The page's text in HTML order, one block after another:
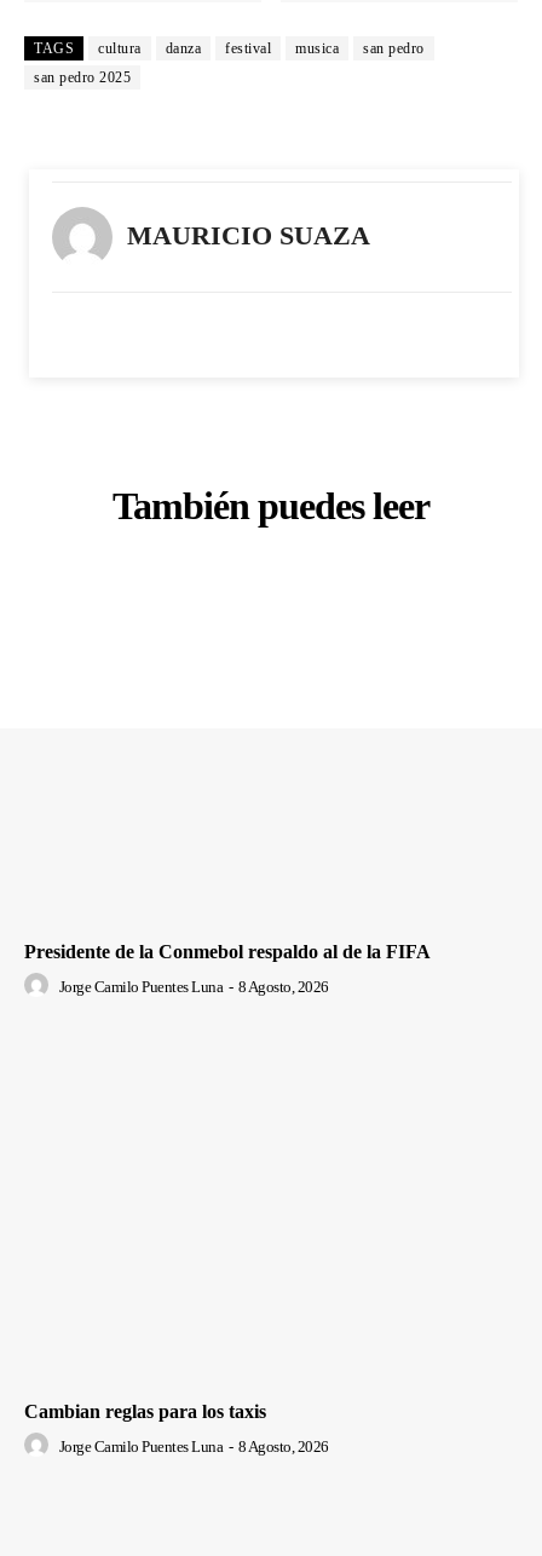
TAGS cultura danza festival musica
san pedro
san pedro 2025
MAURICIO SUAZA
También puedes leer
Presidente de la Conmebol respaldo al de la FIFA
Jorge Camilo Puentes Luna - 8 Agosto, 2026
Cambian reglas para los taxis
Jorge Camilo Puentes Luna - 8 Agosto, 2026